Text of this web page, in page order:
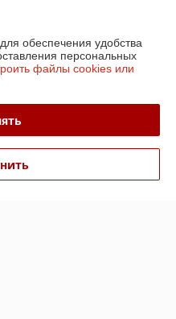
обеспечения удобства
персональных
файлы cookies или